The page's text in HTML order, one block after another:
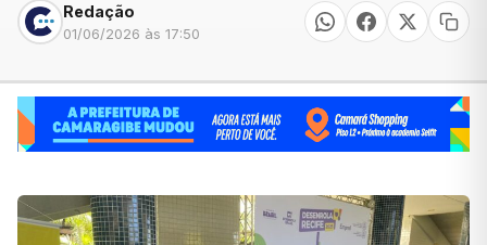
Redação
01/06/2026 às 17:50